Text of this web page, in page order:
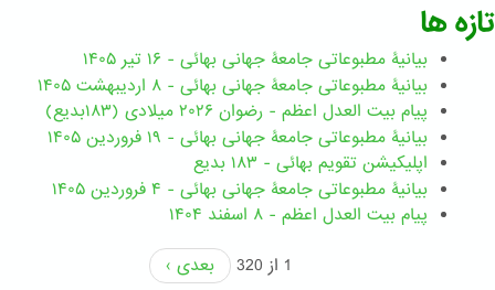
تازه ها
بیانیۀ مطبوعاتی جامعۀ جهانی بهائی - ۱۶ تیر ۱۴۰۵
بیانیۀ مطبوعاتی جامعۀ جهانی بهائی - ۸ اردیبهشت ۱۴۰۵
پیام بیت العدل اعظم - رضوان ۲۰۲۶ میلادی (۱۸۳بدیع)
بیانیۀ مطبوعاتی جامعۀ جهانی بهائی - ۱۹ فروردین ۱۴۰۵
اپلیکیشن تقویم بهائی - ۱۸۳ بدیع
بیانیۀ مطبوعاتی جامعۀ جهانی بهائی - ۴ فروردین ۱۴۰۵
پیام بیت العدل اعظم - ۸ اسفند ۱۴۰۴
1 از 320
بعدی ›